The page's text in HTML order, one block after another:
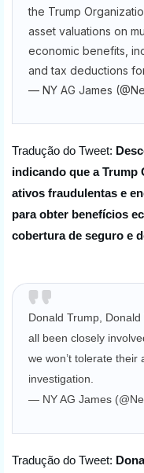
the Trump
asset valuations on
economic benefits,
and tax deductions
— NY AG James
Tradução do Tweet:
indicando que a Trump
ativos fraudulentas e
para obter benefícios
cobertura de seguro e
Donald Trump,
all been closely
we won’t tolerate
investigation.
— NY AG James
Tradução do Tweet: